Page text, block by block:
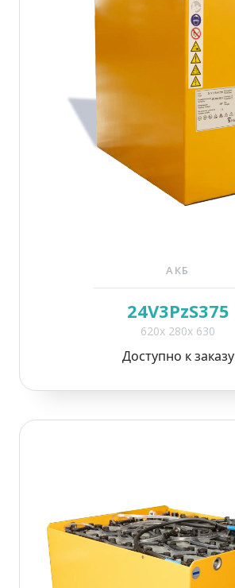
АКБ
24V3PzS375
620x 280x 630
Доступно к заказу